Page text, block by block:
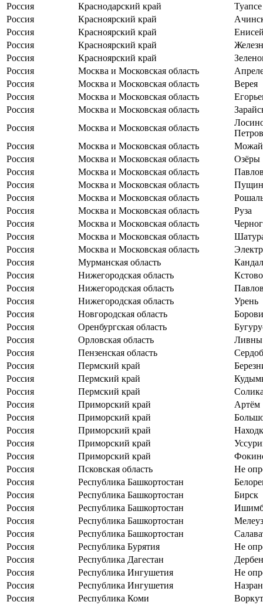
Россия
Краснодарский край
Туапсе
Россия
Красноярский край
Россия
Красноярский край
Россия
Красноярский край
Россия
Красноярский край
Россия
Москва и Московская область
Россия
Москва и Московская область
Верея
Россия
Москва и Московская область
Россия
Москва и Московская область
Россия
Москва и Московская область
Россия
Москва и Московская область
Россия
Москва и Московская область
Озёры
Россия
Москва и Московская область
Россия
Москва и Московская область
Россия
Москва и Московская область
Россия
Москва и Московская область
Руза
Россия
Москва и Московская область
Россия
Москва и Московская область
Россия
Москва и Московская область
Россия
Мурманская область
Россия
Нижегородская область
Кстово
Россия
Нижегородская область
Россия
Нижегородская область
Урень
Россия
Новгородская область
Россия
Оренбургская область
Россия
Орловская область
Ливны
Россия
Пензенская область
Россия
Пермский край
Россия
Пермский край
Россия
Пермский край
Россия
Приморский край
Артём
Россия
Приморский край
Россия
Приморский край
Россия
Приморский край
Россия
Приморский край
Россия
Псковская область
Не
Россия
Республика Башкортостан
Россия
Республика Башкортостан
Бирск
Россия
Республика Башкортостан
Россия
Республика Башкортостан
Мелеуз
Россия
Республика Башкортостан
Россия
Республика Бурятия
Не
Россия
Республика Дагестан
Россия
Республика Ингушетия
Не
Россия
Республика Ингушетия
Россия
Республика Коми